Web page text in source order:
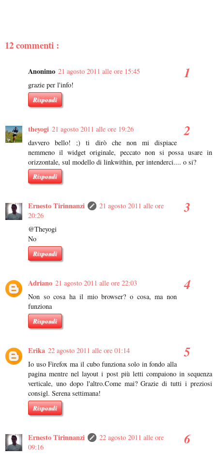
12 commenti :
Anonimo 21 agosto 2011 alle ore 15:45
grazie per l'info!
Rispondi
theyogi 21 agosto 2011 alle ore 19:26
davvero bello! ;) ti dirò che non mi dispiace
nemmeno il widget originale, peccato non si possa usare in
orizzontale, sul modello di linkwithin, per intenderci.... o si?
Rispondi
Ernesto Tirinnanzi
21 agosto 2011 alle ore
20:26
@Theyogi
No
Rispondi
Adriano 21 agosto 2011 alle ore 22:03
Non so cosa ha il mio browser? o cosa, ma non
funziona
Rispondi
Erika 22 agosto 2011 alle ore 01:14
Io uso Firefox ma il cubo funziona solo in fondo alla
pagina mentre nel layout i post più letti compaiono in sequenza
verticale, uno dopo l'altro.Come mai? Grazie di tutti i preziosi
consigl. Serena settimana!
Rispondi
Ernesto Tirinnanzi
22 agosto 2011 alle ore
09:16